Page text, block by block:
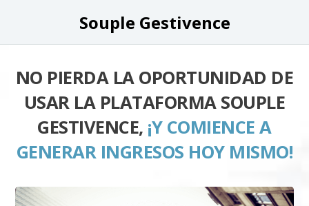
Souple Gestivence
NO PIERDA LA OPORTUNIDAD DE
USAR LA PLATAFORMA SOUPLE
GESTIVENCE, ¡Y COMIENCE A
GENERAR INGRESOS HOY MISMO!